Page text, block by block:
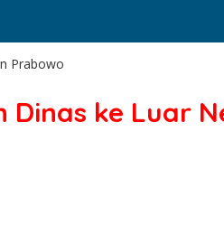
Prabowo
ke Luar